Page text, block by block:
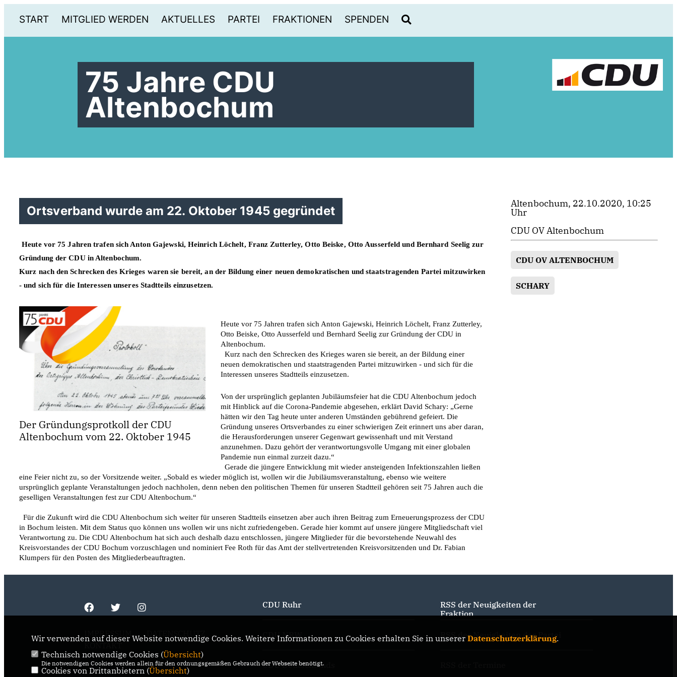
START MITGLIED WERDEN AKTUELLES PARTEI FRAKTIONEN SPENDEN
75 Jahre CDU
Altenbochum
Ortsverband wurde am 22. Oktober 1945 gegründet
Heute vor 75 Jahren trafen sich Anton Gajewski, Heinrich Löchelt, Franz Zutterley, Otto Beiske, Otto Ausserfeld und Bernhard Seelig zur
Gründung der CDU in Altenbochum.
Kurz nach den Schrecken des Krieges waren sie bereit, an der Bildung einer neuen demokratischen und staatstragenden Partei mitzuwirken
- und sich für die Interessen unseres Stadtteils einzusetzen.
Der Gründungsprotkoll der CDU
Altenbochum vom 22. Oktober 1945
Heute vor 75 Jahren trafen sich Anton Gajewski, Heinrich Löchelt, Franz Zutterley,
Otto Beiske, Otto Ausserfeld und Bernhard Seelig zur Gründung der CDU in
Altenbochum.
Kurz nach den Schrecken des Krieges waren sie bereit, an der Bildung einer
neuen demokratischen und staatstragenden Partei mitzuwirken - und sich für die
Interessen unseres Stadtteils einzusetzen.
Von der ursprünglich geplanten Jubiläumsfeier hat die CDU Altenbochum jedoch
mit Hinblick auf die Corona-Pandemie abgesehen, erklärt David Schary: „Gerne
hätten wir den Tag heute unter anderen Umständen gebührend gefeiert. Die
Gründung unseres Ortsverbandes zu einer schwierigen Zeit erinnert uns aber daran,
die Herausforderungen unserer Gegenwart gewissenhaft und mit Verstand
anzunehmen. Dazu gehört der verantwortungsvolle Umgang mit einer globalen
Pandemie nun einmal zurzeit dazu.“
  Gerade die jüngere Entwicklung mit wieder ansteigenden Infektionszahlen ließen
eine Feier nicht zu, so der Vorsitzende weiter. „Sobald es wieder möglich ist, wollen wir die Jubiläumsveranstaltung, ebenso wie weitere
ursprünglich geplante Veranstaltungen jedoch nachholen, denn neben den politischen Themen für unseren Stadtteil gehören seit 75 Jahren auch die
geselligen Veranstaltungen fest zur CDU Altenbochum.“
in Bochum leisten. Mit dem Status quo können uns wollen wir uns nicht zufriedengeben. Gerade hier kommt auf unsere jüngere Mitgliedschaft viel
Verantwortung zu. Die CDU Altenbochum hat sich auch deshalb dazu entschlossen, jüngere Mitglieder für die bevorstehende Neuwahl des
Kreisvorstandes der CDU Bochum vorzuschlagen und nominiert Fee Roth für das Amt der stellvertretenden Kreisvorsitzenden und Dr. Fabian
Klumpers für den Posten des Mitgliederbeauftragten.
Altenbochum, 22.10.2020, 10:25
Uhr
CDU OV Altenbochum
CDU OV ALTENBOCHUM
SCHARY
IMPRESSUM
DATENSCHUTZ
CDU Ruhr
CDU NRW
CDU Deutschlands
RSS der Neuigkeiten der
Fraktion
RSS der Neuigkeiten der Partei
Wir verwenden auf dieser Website notwendige Cookies. Weitere Informationen zu Cookies erhalten Sie in unserer Datenschutzerklärung.
Technisch notwendige Cookies (Übersicht)
Die notwendigen Cookies werden allein für den ordnungsgemäßen Gebrauch der Webseite benötigt.
Cookies von Drittanbietern (Übersicht)